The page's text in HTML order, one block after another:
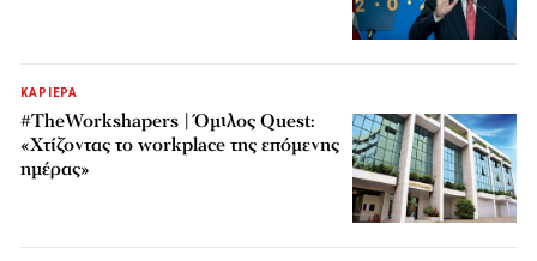
ΚΑΡΙΕΡΑ
#TheWorkshapers | Όμιλος Quest:
«Χτίζοντας το workplace της επόμενης
ημέρας»